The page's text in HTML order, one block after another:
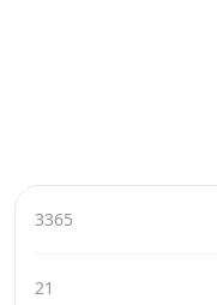
3365
21